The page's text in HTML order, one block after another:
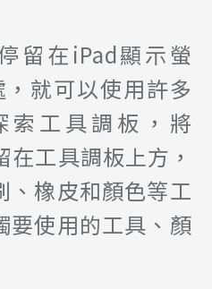
留在iPad顯示螢
就可以使用許多
索工具調板，將
工具調板上方，
、橡皮和顏色等工
要使用的工具、顏